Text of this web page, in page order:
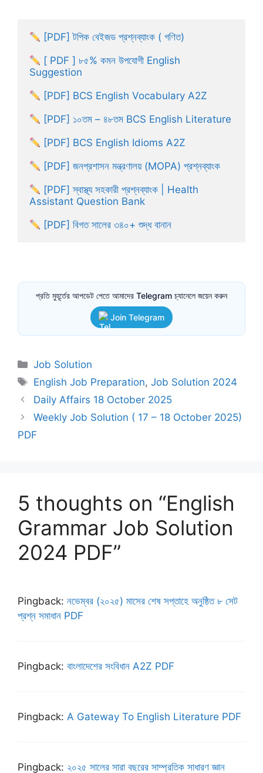
[PDF] টপিক বেইজড প্রশ্নব্যাংক ( গণিত)
[ PDF ] ৮৫% কমন উপযোগী English
Suggestion
[PDF] BCS English Vocabulary A2Z
[PDF] ১০তম – ৪৮তম BCS English Literature
[PDF] BCS English Idioms A2Z
[PDF] জনপ্রশাসন মন্ত্রণালয় (MOPA) প্রশ্নব্যাংক
[PDF] স্বাস্থ্য সহকারী প্রশ্নব্যাংক | Health
Assistant Question Bank
[PDF] বিগত সালের ৩৪০+ শুদ্ধ বানান
প্রতি মুহূর্তের আপডেট পেতে আমাদের Telegram চ্যানেলে জয়েন করুন
Join Telegram
Categories
Job Solution
Tags
English Job Preparation,Job Solution 2024
Daily Affairs 18 October 2025
Weekly Job Solution ( 17 – 18 October 2025)
PDF
5 thoughts on “English
Grammar Job Solution
2024 PDF”
Pingback: নভেম্বর (২০২৫) মাসের শেষ সপ্তাহে অনুষ্ঠিত ৮ সেট
প্রশ্ন সমাধান PDF
Pingback: বাংলাদেশের সংবিধান A2Z PDF
Pingback: A Gateway To English Literature PDF
Pingback: ২০২৫ সালের সারা বছরের সাম্প্রতিক সাধারণ জ্ঞান